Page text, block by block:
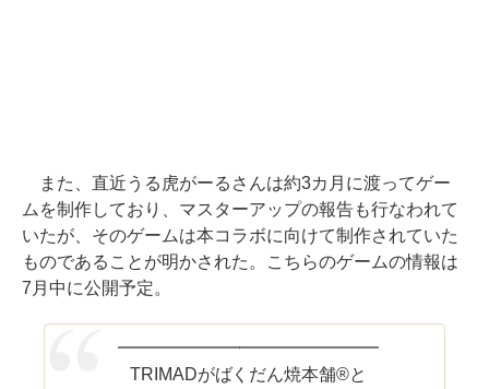
また、直近うる虎がーるさんは約3カ月に渡ってゲー
ムを制作しており、マスターアップの報告も行なわれて
いたが、そのゲームは本コラボに向けて制作されていた
ものであることが明かされた。こちらのゲームの情報は
7月中に公開予定。
━━━━━━━━━━━━━━━
TRIMADがばくだん焼本舗®と